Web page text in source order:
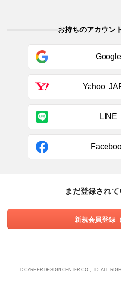
お持ちのアカウン
Google
Yahoo!
LINE
まだ登録され
新規会員登録（
© CAREER DESIGN CENTER CO.,LTD. ALL